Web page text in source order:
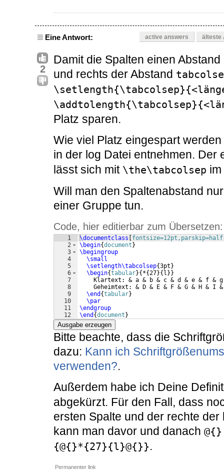
Eine Antwort: active answers älteste
2
Damit die Spalten einen
und rechts der Abstand
Platz sparen.
Wie viel Platz eingespart
in der log Datei entnehmen. Der
lässt sich mit \the\tabcolsep
Will man den Spaltenabstand
einer Gruppe tun.
Code, hier editierbar zum Übersetzen:
1
2
3
4
5
6
7
8
9
10
11
12
\documentclass
\begin{document }
\begingroup
\small
\setlength\tabcolsep{3pt }
\begin{tabular}{ *{27}{ l }}
Klartext: & a & b & c & d & e & f &
Geheimtext: & D & E & F & G & H & I
\end {tabular}
\par
\endgroup
\end {document }
Ausgabe erzeugen
Bitte beachte, dass die
dazu: Kann ich
verwenden?.
Außerdem habe ich Deine
abgekürzt. Für den Fall, dass
ersten Spalte und der rechte
kann man davor und danach @{}
{@{}*{27}{l}@{}}.
Permanenter link